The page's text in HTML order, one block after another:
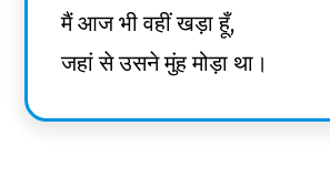
मैं आज भी वहीं खड़ा हूँ,
जहां से उसने मुंह मोड़ा था।